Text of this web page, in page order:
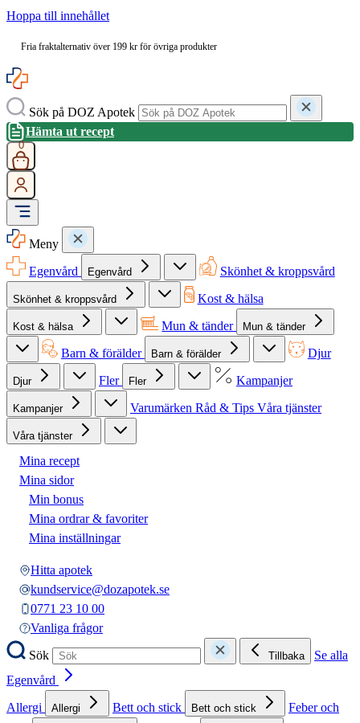
Hoppa till innehållet
Fria fraktalternativ över 199 kr för övriga produkter
Sök på DOZ Apotek
Hämta ut recept
0
Meny
Egenvård
Egenvård Skönhet & kroppsvård
Skönhet & kroppsvård Kost & hälsa
Kost & hälsa Mun & tänder Mun & tänder
Barn & förälder Barn & förälder Djur
Djur Fler Fler Kampanjer
Kampanjer Varumärken Råd & Tips Våra tjänster
Våra tjänster
Mina recept
Mina sidor
Min bonus
Mina ordrar & favoriter
Mina inställningar
Hitta apotek
kundservice@dozapotek.se
0771 23 10 00
Vanliga frågor
Sök
Tillbaka
Se alla
Egenvård
Allergi
Allergi Bett och stick Bett och stick
Feber och